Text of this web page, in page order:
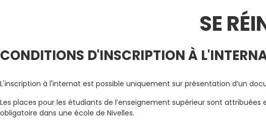
SE
CONDITIONS D'INSCRIPTION À
L'inscription à l'internat est possible uniquement sur présentation d’un
Les places pour les étudiants de l’enseignement supérieur sont
obligatoire dans une école de Nivelles.